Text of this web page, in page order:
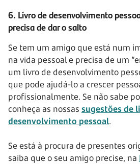
6. Livro de desenvolvimento
precisa de dar o salto
Se tem um amigo que está num
na vida pessoal e precisa de um
um livro de desenvolvimento
que pode ajudá-lo a crescer
profissionalmente. Se não sabe
conheça as nossas sugestões de
desenvolvimento pessoal.
Se está à procura de presentes
saiba que o seu amigo precise, na